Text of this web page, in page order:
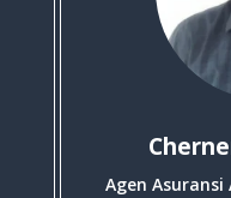
Agen Asuransi